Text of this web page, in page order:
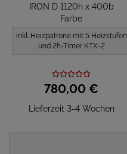
IRON D 1120h x 400b
Farbe
inkl. Heizpatrone mit 5 Heizstufen
und 2h-Timer KTX-2
780,00 €
Lieferzeit 3-4 Wochen